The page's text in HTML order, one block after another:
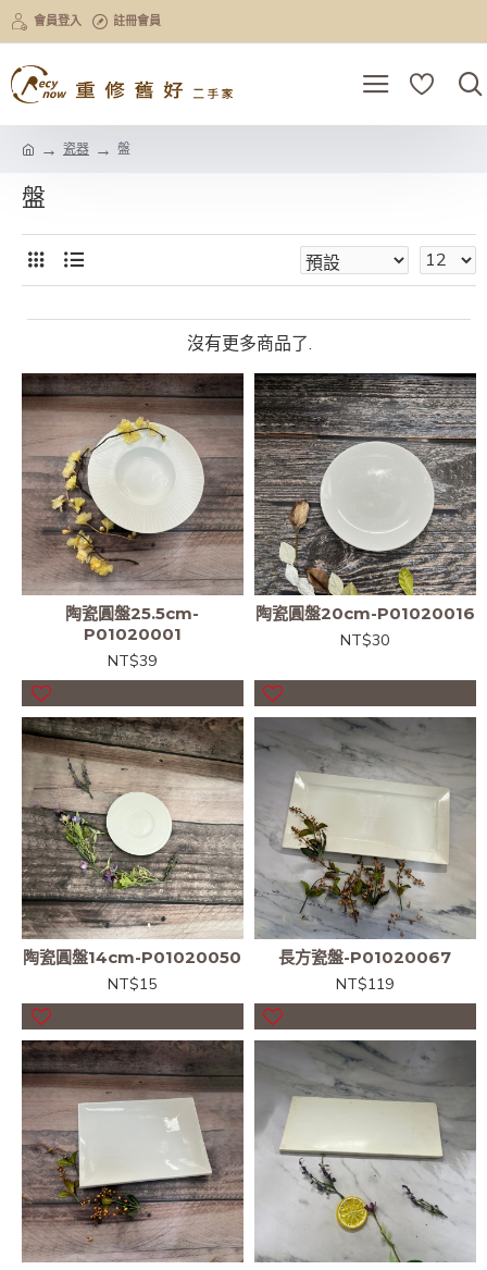
會員登入 註冊會員
瓷器 盤
盤
陶瓷圓盤25.5cm-
P01020001
NT$39
陶瓷圓盤20cm-P01020016
NT$30
陶瓷圓盤14cm-P01020050
NT$15
長方瓷盤-P01020067
NT$119
沒有更多商品了.